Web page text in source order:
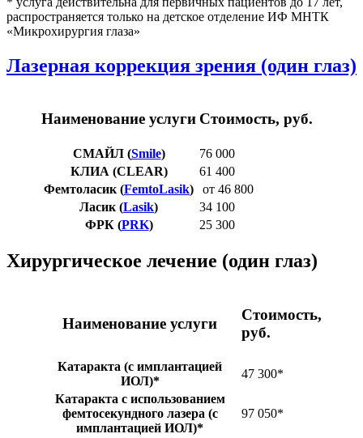
распространяется только на детское отделение ИФ МНТК
«Микрохирургия глаза»
Лазерная коррекция зрения (один глаз)
Наименование услуги Стоимость, руб.
СМАЙЛ (Smile)
76 000
КЛИА (CLEAR)
61 400
Фемтоласик (FemtoLasik)
от 46 800
Ласик (Lasik)
34 100
ФРК (PRK) 25 300
Хирургическое лечение (один глаз)
Наименование услуги
Стоимость,
руб.
Катаракта (с имплантацией
ИОЛ)*
47 300*
Катаракта с использованием
фемтосекундного лазера (с
имплантацией ИОЛ)*
97 050*